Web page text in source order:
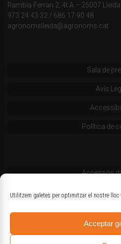
Utilitzem galetes per optimitzar el nostre lloc
Acceptar
Rambla Ferran 2, 4t A – 25007 Lleida
973 24 43 32 / 686 17 90 48
agronomslleida@agronoms.cat
Sala de
Avís
Política de
Accessos
Codi
Logotips